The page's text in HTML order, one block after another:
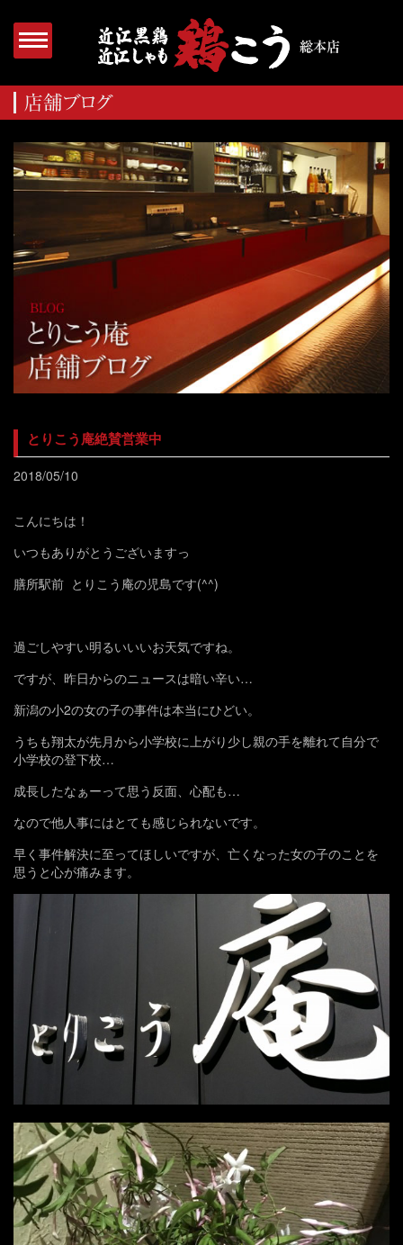
とりこう庵絶賛営業中
2018/05/10
こんにちは！
いつもありがとうございますっ
膳所駅前 とりこう庵の児島です(^^)
過ごしやすい明るいいいお天気ですね。
ですが、昨日からのニュースは暗い辛い…
新潟の小2の女の子の事件は本当にひどい。
うちも翔太が先月から小学校に上がり少し親の手を離れて自分で
小学校の登下校…
成長したなぁーって思う反面、心配も…
なので他人事にはとても感じられないです。
早く事件解決に至ってほしいですが、亡くなった女の子のことを
思うと心が痛みます。